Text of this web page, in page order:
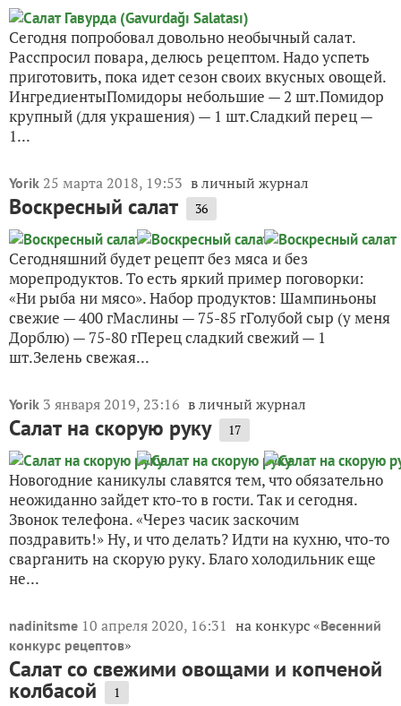
Сегодня попробовал довольно необычный салат.
Расспросил повара, делюсь рецептом. Надо успеть
приготовить, пока идет сезон своих вкусных овощей.
ИнгредиентыПомидоры небольшие — 2 шт.Помидор
крупный (для украшения) — 1 шт.Сладкий перец —
1...
Yorik 25 марта 2018, 19:53 в личный журнал
Воскресный салат 36
Сегодняшний будет рецепт без мяса и без
морепродуктов. То есть яркий пример поговорки:
«Ни рыба ни мясо». Набор продуктов: Шампиньоны
свежие — 400 гМаслины — 75-85 гГолубой сыр (у меня
Дорблю) — 75-80 гПерец сладкий свежий — 1
шт.Зелень свежая...
Yorik 3 января 2019, 23:16 в личный журнал
Салат на скорую руку 17
Новогодние каникулы славятся тем, что обязательно
неожиданно зайдет кто-то в гости. Так и сегодня.
Звонок телефона. «Через часик заскочим
поздравить!» Ну, и что делать? Идти на кухню, что-то
сварганить на скорую руку. Благо холодильник еще
не...
nadinitsme 10 апреля 2020, 16:31 на конкурс «Весенний
конкурс рецептов»
Салат со свежими овощами и копченой
колбасой 1